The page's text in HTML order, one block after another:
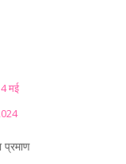
मई
प्रमाण